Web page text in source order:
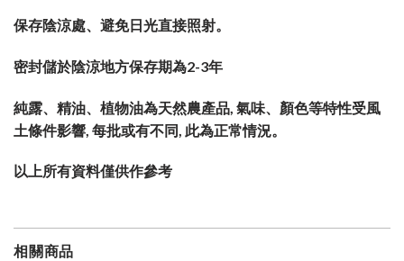
保存陰涼處、避免日光直接照射。
密封儲於陰涼地方保存期為2-3年
純露、精油、植物油為天然農產品, 氣味、顏色等特性受風
土條件影響, 每批或有不同, 此為正常情況。
以上所有資料僅供作參考
相關商品